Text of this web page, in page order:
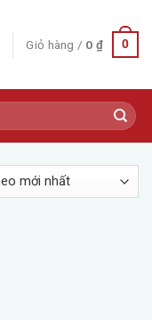
Giỏ hàng / 0 ₫ 0